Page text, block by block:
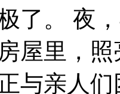
了。 夜
屋里，
与亲人